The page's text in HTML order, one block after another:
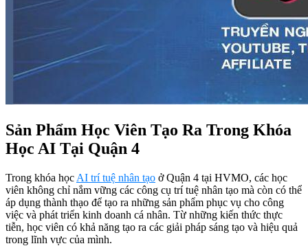
Sản Phẩm Học Viên Tạo Ra Trong Khóa
Học AI Tại Quận 4
Trong khóa học AI trí tuệ nhân tạo ở Quận 4 tại HVMO, các học
viên không chỉ nắm vững các công cụ trí tuệ nhân tạo mà còn có thể
áp dụng thành thạo để tạo ra những sản phẩm phục vụ cho công
việc và phát triển kinh doanh cá nhân. Từ những kiến thức thực
tiễn, học viên có khả năng tạo ra các giải pháp sáng tạo và hiệu quả
trong lĩnh vực của mình.